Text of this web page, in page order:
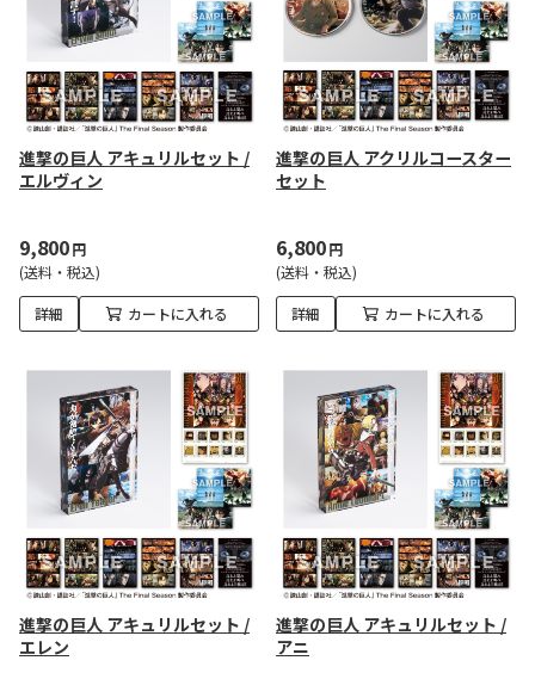
進撃の巨人 アキュリルセット /
エルヴィン
9,800円
(送料・税込)
詳細 カートに入れる
進撃の巨人 アクリルコースター
セット
6,800円
(送料・税込)
詳細 カートに入れる
進撃の巨人 アキュリルセット /
エレン
進撃の巨人 アキュリルセット /
アニ